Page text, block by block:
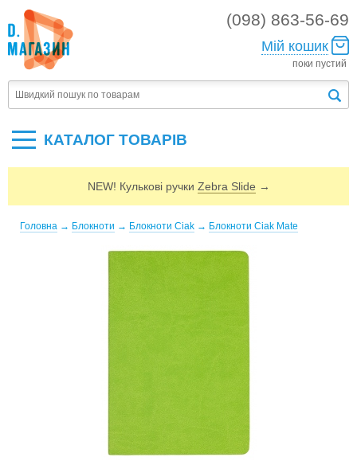
(098) 863-56-69
Мій кошик
поки пустий
КАТАЛОГ ТОВАРIВ
NEW! Кулькові ручки Zebra Slide →
Головна → Блокноти → Блокноти Ciak → Блокноти Ciak Mate